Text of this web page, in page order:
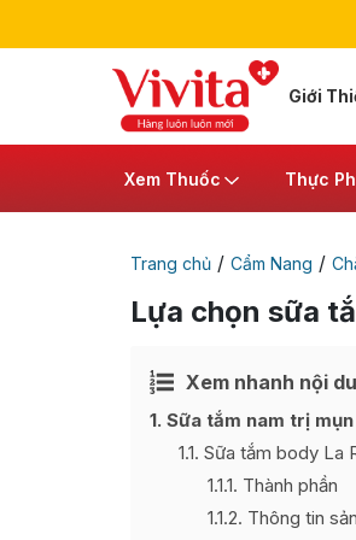
Giới
Xem Thuốc Thực
Trang chủ / Cẩm Nang /
Lựa chọn sữa
Xem nhanh nội
1 Sữa tắm nam trị mụn
1.1 Sữa tắm body La
1.1.1 Thành phần
1.1.2 Thông tin